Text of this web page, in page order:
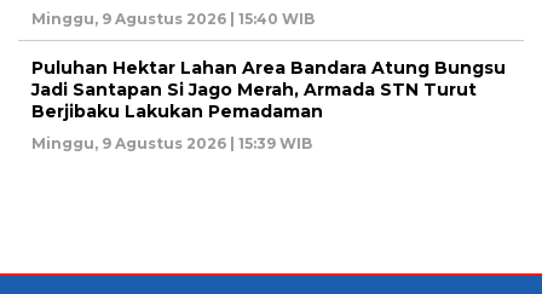
Minggu, 9 Agustus 2026 | 15:40 WIB
Puluhan Hektar Lahan Area Bandara Atung Bungsu
Jadi Santapan Si Jago Merah, Armada STN Turut
Berjibaku Lakukan Pemadaman
Minggu, 9 Agustus 2026 | 15:39 WIB